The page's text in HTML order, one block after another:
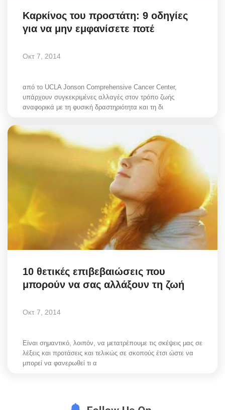
Καρκίνος του προστάτη: 9 οδηγίες
για να μην εμφανίσετε ποτέ
Οκτ 7, 2014
από το UCLA Jonson Comprehensive Cancer Center,
υπάρχουν συγκεκριμένες αλλαγές στον τρόπο ζωής
αναφορικά με τη φυσική δραστηριότητα και τη δι
10 θετικές επιβεβαιώσεις που
μπορούν να σας αλλάξουν τη ζωή
Οκτ 7, 2014
Είναι σημαντικό, λοιπόν, να μετατρέπουμε τις σκέψεις μας σε
λέξεις και προτάσεις και τελικώς σε σκοπούς έτσι ώστε να
μπορεί να φανερωθεί τι α